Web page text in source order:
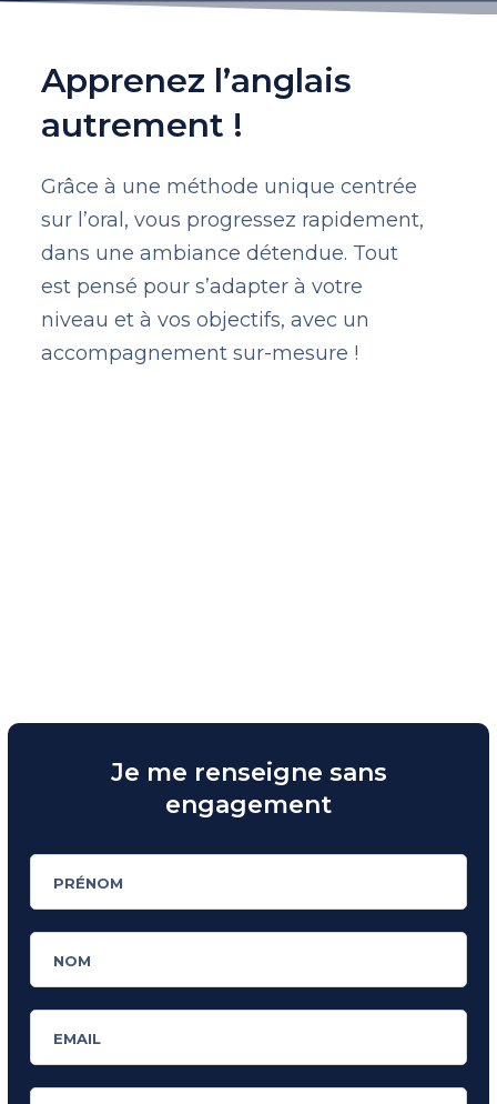
Apprenez l’anglais
autrement !
Grâce à une méthode unique centrée
sur l’oral, vous progressez rapidement,
dans une ambiance détendue. Tout
est pensé pour s’adapter à votre
niveau et à vos objectifs, avec un
accompagnement sur-mesure !
Je me renseigne sans
engagement